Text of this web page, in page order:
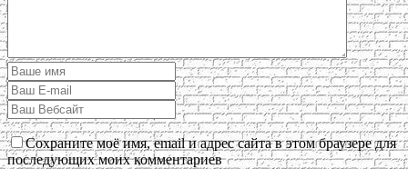
Сохраните моё имя, email и адрес сайта в этом браузере для
последующих моих комментариев